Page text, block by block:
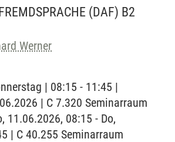
(DAF) B2
Werner
| 08:15 - 11:45 |
| C 7.320 Seminarraum
11.06.2026, 08:15 - Do,
| C 40.255 Seminarraum